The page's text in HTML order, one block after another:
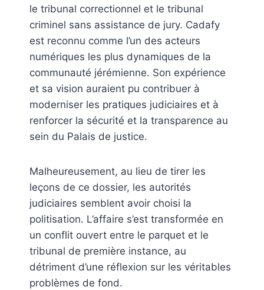
le tribunal correctionnel et le tribunal
criminel sans assistance de jury. Cadafy
est reconnu comme l’un des acteurs
numériques les plus dynamiques de la
communauté jérémienne. Son expérience
et sa vision auraient pu contribuer à
moderniser les pratiques judiciaires et à
renforcer la sécurité et la transparence au
sein du Palais de justice.
Malheureusement, au lieu de tirer les
leçons de ce dossier, les autorités
judiciaires semblent avoir choisi la
politisation. L’affaire s’est transformée en
un conflit ouvert entre le parquet et le
tribunal de première instance, au
détriment d’une réflexion sur les véritables
problèmes de fond.